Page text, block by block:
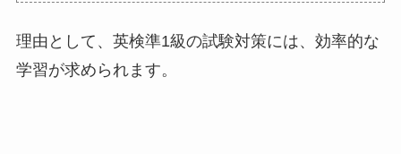
理由として、英検準1級の試験対策には、効率的な
学習が求められます。